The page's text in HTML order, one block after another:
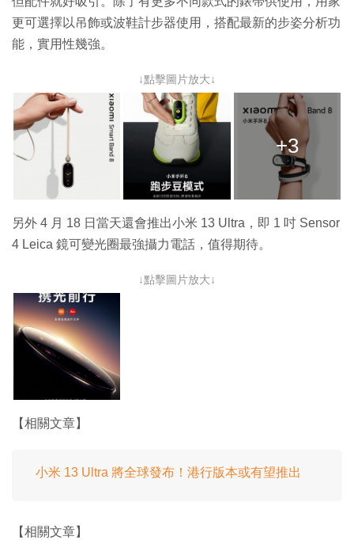
更可選擇以吊飾或波鞋計步器使用，搭配最新的步姿分析功
能，實用性幾強。
↓點擊圖片放大↓
+3
另外 4 月 18 日當天還會推出小米 13 Ultra，即 1 吋 Sensor
4 Leica 鏡可變光圈最強攝力電話，值得期待。
↓點擊圖片放大↓
【相關文章】
小米 13 Ultra 將全球發布！港行版本或有望推出
【相關文章】